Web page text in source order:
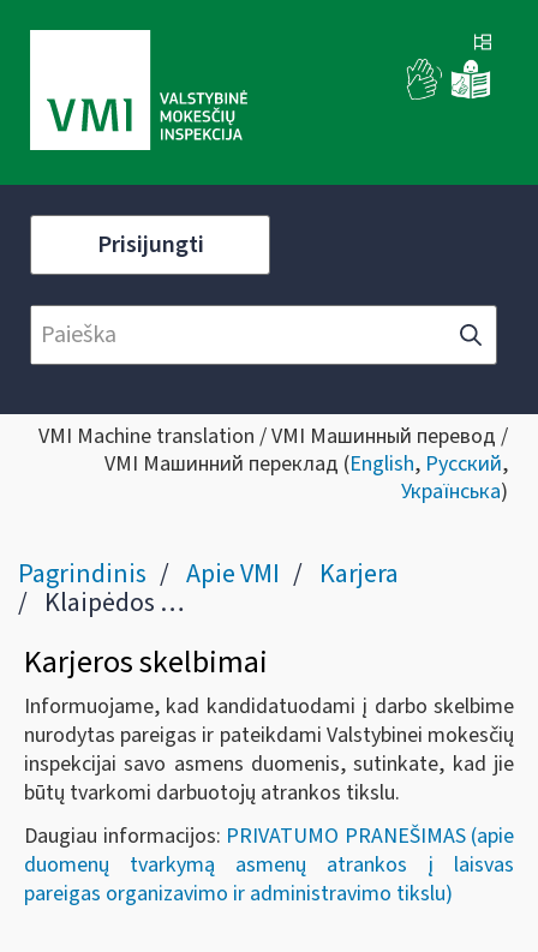
Prisijungti
VMI Machine translation / VMI Машинный перевод /
VMI Машинний переклад (English, Русский,
Українська)
Pagrindinis Apie VMI Karjera
Klaipėdos AVMI organizuoja konkursą į Kontrolės departamento Juridinių asmenų patikrinimų skyriaus vyriausiojo specialisto pareigas
Karjeros skelbimai
Informuojame, kad kandidatuodami į darbo skelbime
nurodytas pareigas ir pateikdami Valstybinei mokesčių
inspekcijai savo asmens duomenis, sutinkate, kad jie
būtų tvarkomi darbuotojų atrankos tikslu.
Daugiau informacijos: PRIVATUMO PRANEŠIMAS (apie
duomenų tvarkymą asmenų atrankos į laisvas
pareigas organizavimo ir administravimo tikslu)